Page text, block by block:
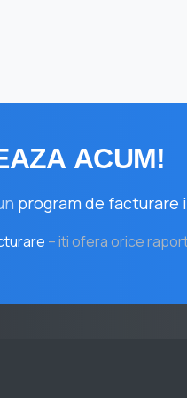
ACUM!
program de
– iti ofera orice